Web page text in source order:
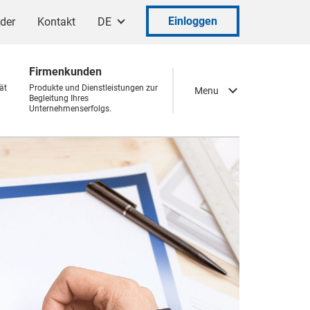
Kontakt DE Einloggen
Menu
Firmenkunden
Produkte und Dienstleistungen zur
Begleitung Ihres
Unternehmenserfolgs.